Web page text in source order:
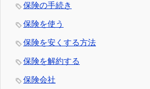
保険の手続き
保険を使う
保険を安くする方法
保険を解約する
保険会社